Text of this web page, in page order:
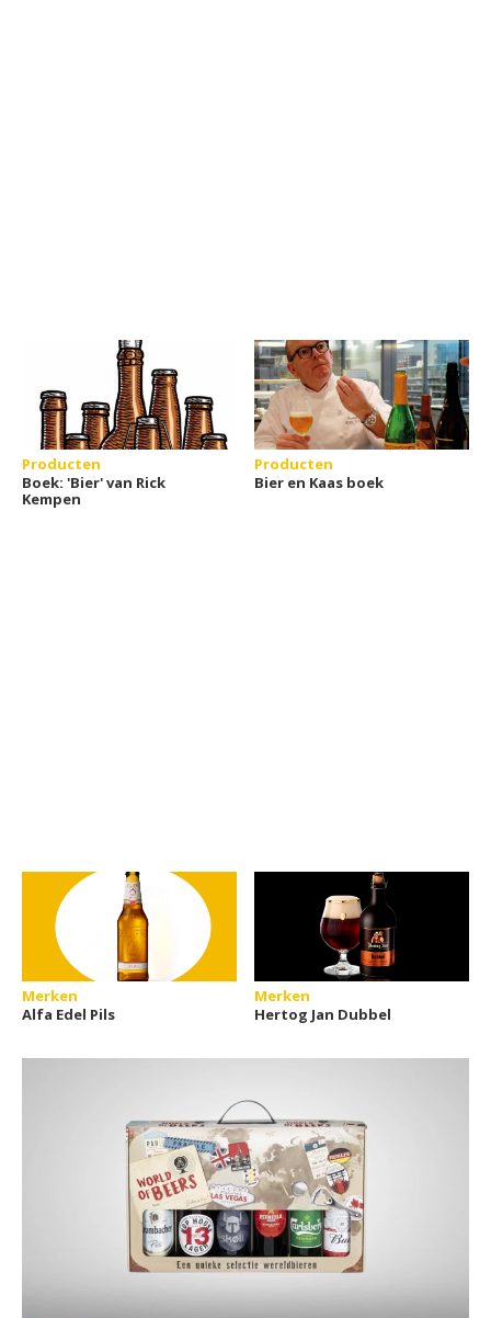
Producten
Boek: 'Bier' van Rick
Kempen
Producten
Bier en Kaas boek
Merken
Alfa Edel Pils
Merken
Hertog Jan Dubbel